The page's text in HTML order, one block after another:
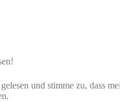
und stimme zu, dass